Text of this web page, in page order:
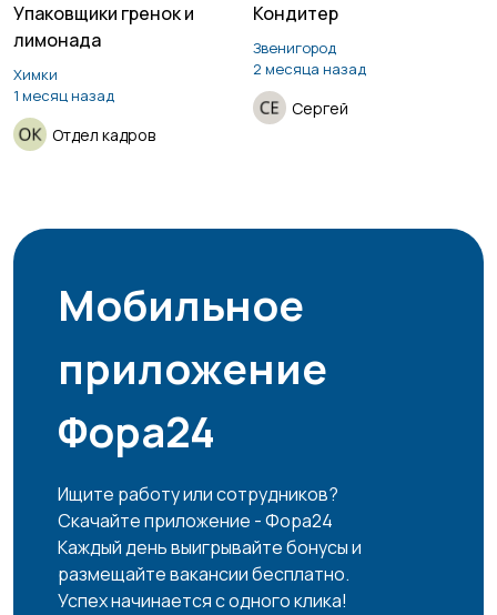
Упаковщики гренок и
лимонада
Химки
1 месяц назад
Отдел кадров
Кондитер
Звенигород
2 месяца назад
Сергей
Мобильное
приложение
Фора24
Ищите работу или сотрудников?
Скачайте приложение - Фора24
Каждый день выигрывайте бонусы и
размещайте вакансии бесплатно.
Успех начинается с одного клика!